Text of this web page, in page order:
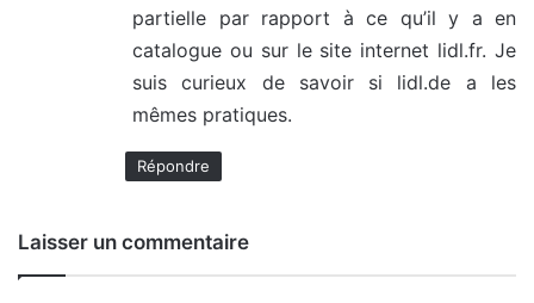
partielle par rapport à ce qu’il y a en
catalogue ou sur le site internet lidl.fr. Je
suis curieux de savoir si lidl.de a les
mêmes pratiques.
Répondre
Laisser un commentaire